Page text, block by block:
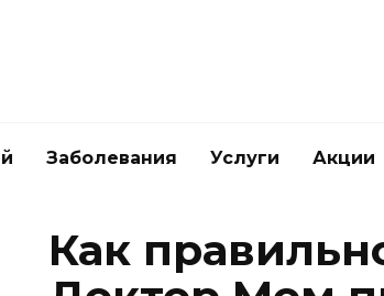
Заболевания Услуги Акции
Как